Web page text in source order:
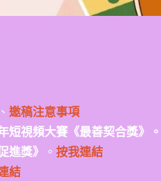
邀稿注意事項
短視頻大賽《最善契合獎》。
進獎》 。 按我連結
結